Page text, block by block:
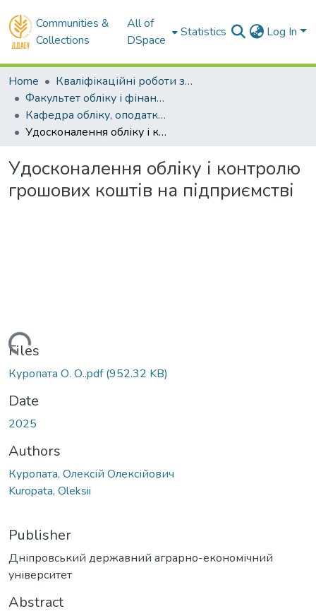
Communities &
Collections
All of
DSpace
Statistics Log In
Home
Кваліфікаційні роботи здобувачів вищої освіти
Факультет обліку і фінансів
Кафедра обліку, оподаткування та управління фінансово-економічною безпекою . Магістри
Удосконалення обліку і контролю грошових коштів на підприємстві
Удосконалення обліку і контролю
грошових коштів на підприємстві
Files
Куропата О. О..pdf(952.32 KB)
Date
2025
Authors
Куропата, Олексій Олексійович
Kuropata, Oleksii
Publisher
Дніпровський державний аграрно-економічний
університет
Abstract